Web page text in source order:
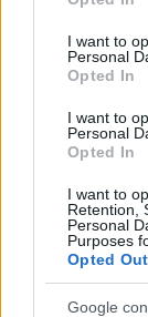
use your data
consent section.
I want to
Personal
Opted In
I want to
Personal
Opted In
I want to
Retention,
Personal
Purposes
Opted Out
Google
Γερμανία:
στη Λειψία
6/08/2026 -